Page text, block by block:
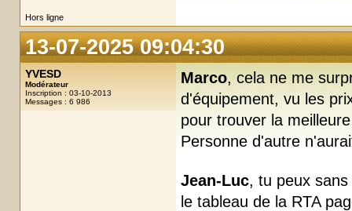
Hors ligne
13-07-2025 09:04:30
YVESD
Modérateur
Inscription : 03-10-2013
Messages : 6 986
Marco, cela ne me
d'équipement, vu les
pour trouver la
Personne d'autre
Jean-Luc, tu peux
le tableau de la RTA